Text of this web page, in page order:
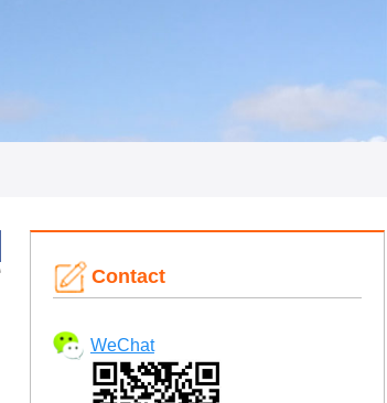
Contact
WeChat